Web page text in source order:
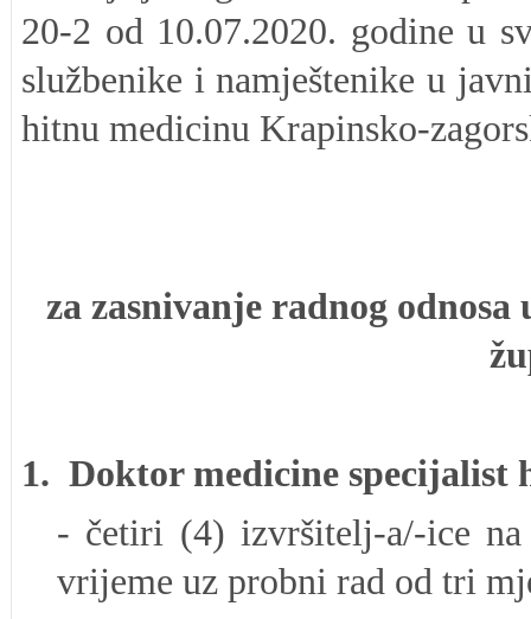
20-2 od 10.07.2020. godine u
službenike i namještenike u
hitnu medicinu Krapinsko-
za zasnivanje radnog
1. Doktor medicine specijalist
- četiri (4) izvršitelj-a/-ice
vrijeme uz probni rad od tri